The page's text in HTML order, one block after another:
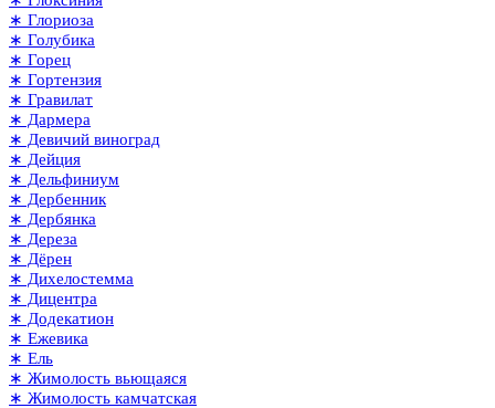
∗ Глориоза
∗ Голубика
∗ Горец
∗ Гортензия
∗ Гравилат
∗ Дармера
∗ Девичий виноград
∗ Дейция
∗ Дельфиниум
∗ Дербенник
∗ Дербянка
∗ Дереза
∗ Дёрен
∗ Дихелостемма
∗ Дицентра
∗ Додекатион
∗ Ежевика
∗ Ель
∗ Жимолость вьющаяся
∗ Жимолость камчатская